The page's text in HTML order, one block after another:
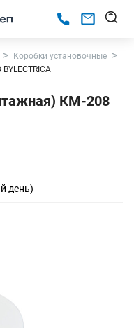
Коробки установочные
КМ-208
день)